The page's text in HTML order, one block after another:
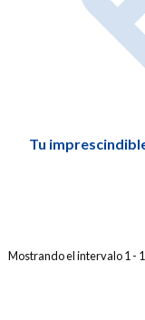
Tu
Mostrando el intervalo 1 -